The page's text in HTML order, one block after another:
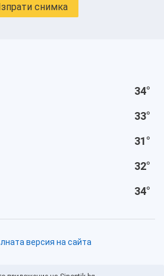
снимка
34°
33°
31°
32°
34°
версия на сайта